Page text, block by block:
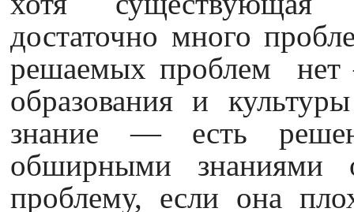
достаточно много
решаемых проблем нет
образования и
знание — есть
обширными
проблему, если она